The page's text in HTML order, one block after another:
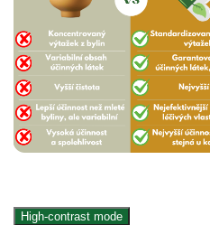
High-contrast mode